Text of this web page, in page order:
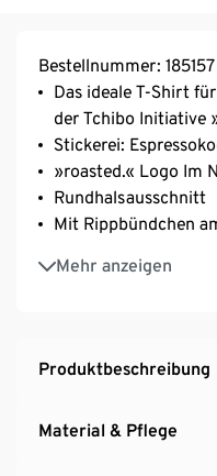
Bestellnummer: 185157
Das ideale T-Shirt
der Tchibo Initiative
Stickerei:
»roasted.« Logo Im
Rundhalsausschnitt
Mit Rippbündchen
Mehr anzeigen
Hochwertige Jersey-
Produktbeschreibung
Material & Pflege